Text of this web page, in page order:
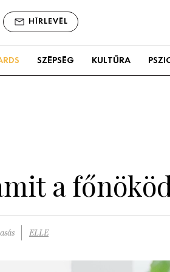
HÍRLEVÉL
SZÉPSÉG KULTÚRA
a
ELLE